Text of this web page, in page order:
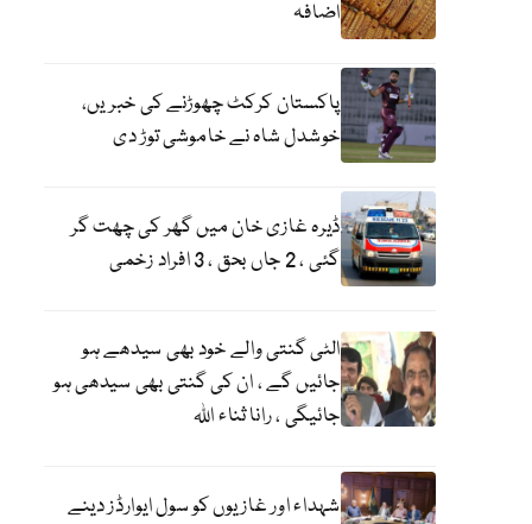
اضافہ
پاکستان کرکٹ چھوڑنے کی خبریں،
خوشدل شاہ نے خاموشی توڑ دی
ڈیرہ غازی خان میں گھر کی چھت گر
گئی ، 2 جاں بحق ، 3 افراد زخمی
الٹی گنتی والے خود بھی سیدھے ہو
جائیں گے ، ان کی گنتی بھی سیدھی ہو
جائیگی ، رانا ثناء اللہ
شہداء اور غازیوں کو سول ایوارڈز دینے